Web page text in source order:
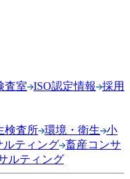
査室 ISO認定情報
採用
検査所 環境・衛生 小
ルティング 畜産コンサ
ルティング